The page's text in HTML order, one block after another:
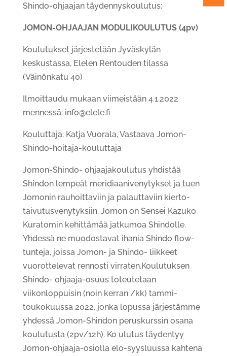
Shindo-ohjaajan täydennyskoulutus:
JOMON-OHJAAJAN MODULIKOULUTUS (4pv)
Koulutukset järjestetään Jyväskylän
keskustassa, Elelen Rentouden tilassa
(Väinönkatu 40)
Ilmoittaudu mukaan viimeistään 4.1.2022
mennessä: info@elele.fi
Kouluttaja: Katja Vuorala, Vastaava Jomon-
Shindo-hoitaja-kouluttaja
Jomon-Shindo- ohjaajakoulutus yhdistää
Shindon lempeät meridiaanivenytykset ja tuen
Jomonin rauhoittaviin ja palauttaviin kierto-
taivutusvenytyksiin. Jomon on Sensei Kazuko
Kuratomin kehittämää jatkumoa Shindolle.
Yhdessä ne muodostavat ihania Shindo flow-
tunteja, joissa Jomon- ja Shindo- liikkeet
vuorottelevat rennosti virraten.Koulutuksen
Shindo- ohjaaja-osuus toteutetaan
viikonloppuisin (noin kerran /kk) tammi-
toukokuussa 2022, jonka lopussa järjestämme
yhdessä Jomon-Shindon peruskurssin osana
koulutusta (2pv/12h). Ko ulutus täydentyy
Jomon-ohjaaja-osiolla elo-syysluussa kahtena